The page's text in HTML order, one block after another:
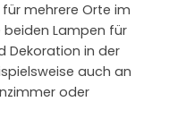
mehrere Orte im
beiden Lampen für
Dekoration in der
auch an
oder